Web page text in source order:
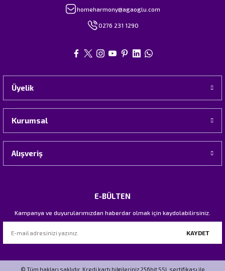
homeharmony@agaoglu.com
0276 231 1290
Üyelik
Kurumsal
Alışveriş
E-BÜLTEN
Kampanya ve duyurularımızdan haberdar olmak için kaydolabilirsiniz.
KAYDET
© Tüm hakları saklıdır. Kredi kartı bilgileriniz 256bit SSL sertifikası ile